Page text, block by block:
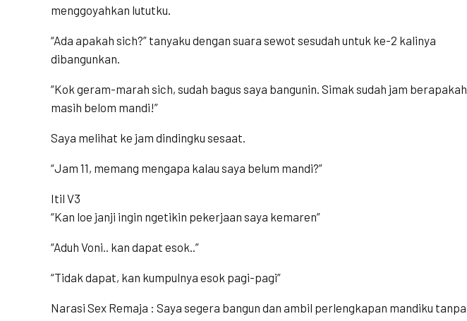
menggoyahkan lututku.
“Ada apakah sich?” tanyaku dengan suara sewot sesudah untuk ke-2 kalinya
dibangunkan.
“Kok geram-marah sich, sudah bagus saya bangunin. Simak sudah jam berapakah
masih belom mandi!”
Saya melihat ke jam dindingku sesaat.
“Jam 11, memang mengapa kalau saya belum mandi?”
Itil V3
“Kan loe janji ingin ngetikin pekerjaan saya kemaren”
“Aduh Voni.. kan dapat esok..”
“Tidak dapat, kan kumpulnya esok pagi-pagi”
Narasi Sex Remaja : Saya segera bangun dan ambil perlengkapan mandiku tanpa